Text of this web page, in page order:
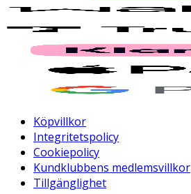
Köpvillkor
Integritetspolicy
Cookiepolicy
Kundklubbens medlemsvillkor
Tillgänglighet